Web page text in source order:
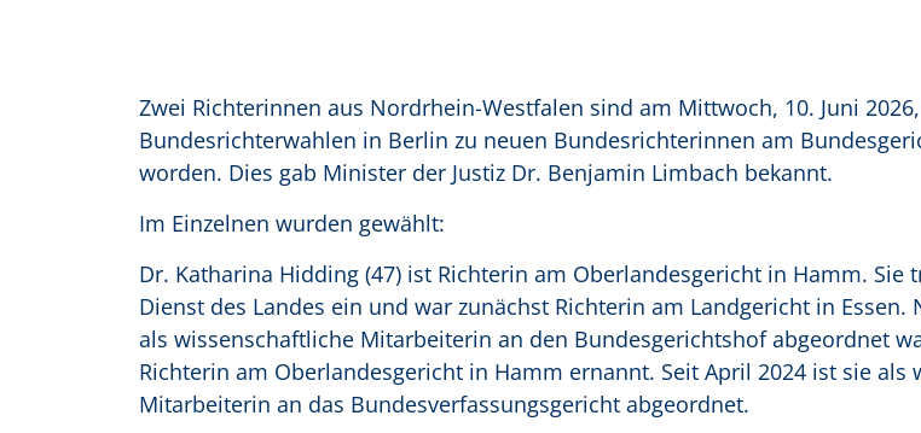
Zwei Richterinnen aus Nordrhein-Westfalen sind am Mittwoch, 10. Juni
Bundesrichterwahlen in Berlin zu neuen Bundesrichterinnen am
worden. Dies gab Minister der Justiz Dr. Benjamin Limbach bekannt.
Im Einzelnen wurden gewählt:
Dr. Katharina Hidding (47) ist Richterin am Oberlandesgericht in Hamm. Sie
Dienst des Landes ein und war zunächst Richterin am Landgericht in Essen.
als wissenschaftliche Mitarbeiterin an den Bundesgerichtshof abgeordnet
Richterin am Oberlandesgericht in Hamm ernannt. Seit April 2024 ist sie als
Mitarbeiterin an das Bundesverfassungsgericht abgeordnet.